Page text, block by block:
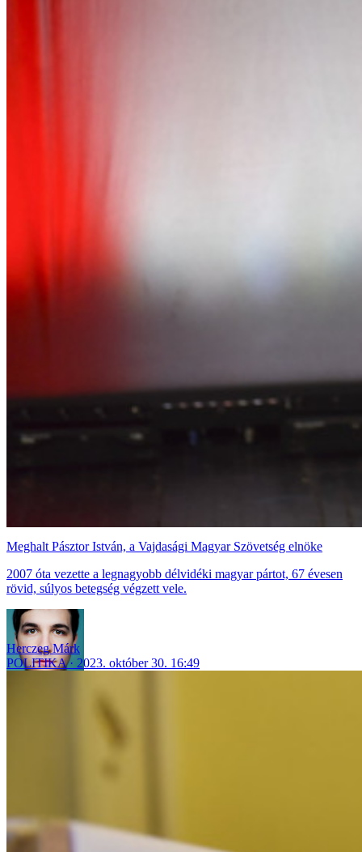
Meghalt Pásztor István, a Vajdasági Magyar Szövetség elnöke
2007 óta vezette a legnagyobb délvidéki magyar pártot, 67 évesen
rövid, súlyos betegség végzett vele.
Herczeg Márk
POLITIKA
2023. október 30. 16:49